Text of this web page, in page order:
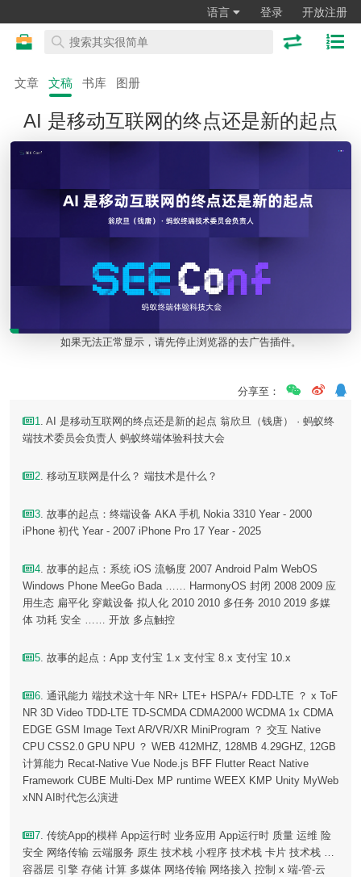
语言 登录 开放注册
文章 文稿 书库 图册
AI 是移动互联网的终点还是新的起点
如果无法正常显示，请先停止浏览器的去广告插件。
分享至：
1. AI 是移动互联网的终点还是新的起点 翁欣旦（钱唐） · 蚂蚁终
端技术委员会负责人 蚂蚁终端体验科技大会
2. 移动互联网是什么？ 端技术是什么？
3. 故事的起点：终端设备 AKA 手机 Nokia 3310 Year - 2000
iPhone 初代 Year - 2007 iPhone Pro 17 Year - 2025
4. 故事的起点：系统 iOS 流畅度 2007 Android Palm WebOS
Windows Phone MeeGo Bada …… HarmonyOS 封闭 2008 2009 应
用生态 扁平化 穿戴设备 拟人化 2010 2010 多任务 2010 2019 多媒
体 功耗 安全 …… 开放 多点触控
5. 故事的起点：App 支付宝 1.x 支付宝 8.x 支付宝 10.x
6. 通讯能力 端技术这十年 NR+ LTE+ HSPA/+ FDD-LTE ？ x ToF
NR 3D Video TDD-LTE TD-SCMDA CDMA2000 WCDMA 1x CDMA
EDGE GSM Image Text AR/VR/XR MiniProgram ？ 交互 Native
CPU CSS2.0 GPU NPU ？ WEB 412MHZ, 128MB 4.29GHZ, 12GB
计算能力 Recat-Native Vue Node.js BFF Flutter React Native
Framework CUBE Multi-Dex MP runtime WEEX KMP Unity MyWeb
xNN AI时代怎么演进
7. 传统App的模样 App运行时 业务应用 App运行时 质量 运维 险
安全 网络传输 云端服务 原生 技术栈 小程序 技术栈 卡片 技术栈 …
容器层 引擎 存储 计算 多媒体 网络传输 网络接入 控制 x 端-管-云